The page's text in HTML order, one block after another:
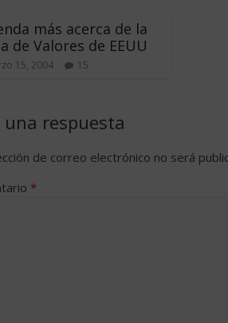
más acerca de la
de Valores de EEUU
15, 2004 15
una respuesta
de correo electrónico no será
*